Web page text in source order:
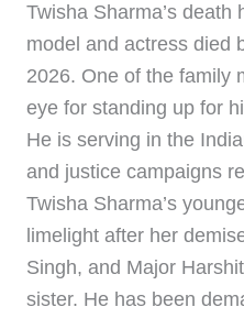
Twisha Sharma’s
model and actress died
2026. One of the family
eye for standing up for
He is serving in the
and justice campaigns
Twisha Sharma’s
limelight after her
Singh, and Major
sister. He has been